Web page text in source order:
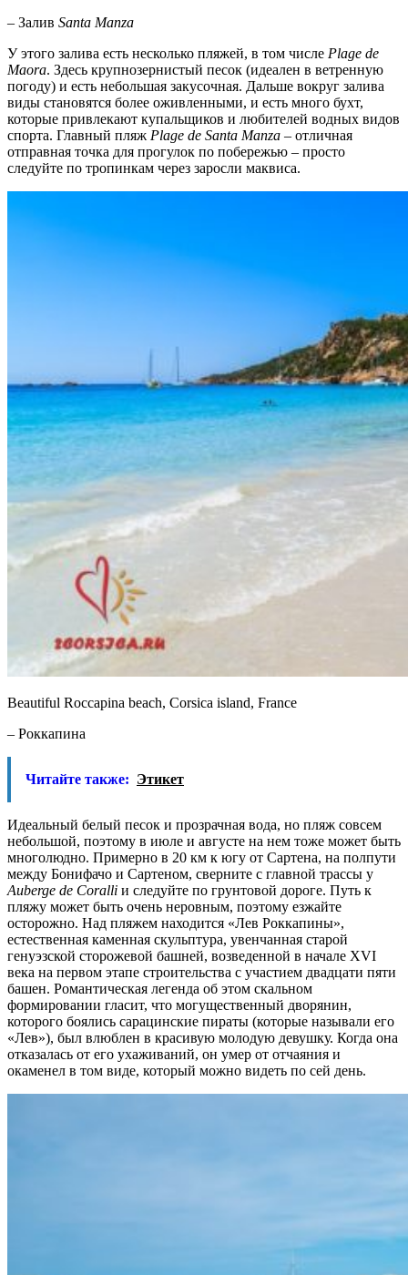
– Залив Santa Manza
У этого залива есть несколько пляжей, в том числе Plage de
Maora. Здесь крупнозернистый песок (идеален в ветренную
погоду) и есть небольшая закусочная. Дальше вокруг залива
виды становятся более оживленными, и есть много бухт,
которые привлекают купальщиков и любителей водных видов
спорта. Главный пляж Plage de Santa Manza – отличная
отправная точка для прогулок по побережью – просто
следуйте по тропинкам через заросли маквиса.
Beautiful Roccapina beach, Corsica island, France
– Роккапина
Читайте также: Этикет
Идеальный белый песок и прозрачная вода, но пляж совсем
небольшой, поэтому в июле и августе на нем тоже может быть
многолюдно. Примерно в 20 км к югу от Сартена, на полпути
между Бонифачо и Сартеном, сверните с главной трассы у
Auberge de Coralli и следуйте по грунтовой дороге. Путь к
пляжу может быть очень неровным, поэтому езжайте
осторожно. Над пляжем находится «Лев Роккапины»,
естественная каменная скульптура, увенчанная старой
генуэзской сторожевой башней, возведенной в начале XVI
века на первом этапе строительства с участием двадцати пяти
башен. Романтическая легенда об этом скальном
формировании гласит, что могущественный дворянин,
которого боялись сарацинские пираты (которые называли его
«Лев»), был влюблен в красивую молодую девушку. Когда она
отказалась от его ухаживаний, он умер от отчаяния и
окаменел в том виде, который можно видеть по сей день.